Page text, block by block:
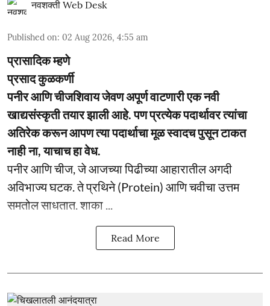
नवशक्ती Web Desk
Published on: 02 Aug 2026, 4:55 am
प्रासादिक म्हणे
प्रसाद कुळकर्णी
पनीर आणि चीजशिवाय जेवण अपूर्ण वाटणारी एक नवी
खाद्यसंस्कृती तयार झाली आहे. पण प्रत्येक पदार्थावर त्यांचा
अतिरेक करून आपण त्या पदार्थाचा मूळ स्वादच पुसून टाकत
नाही ना, याचाच हा वेध.
पनीर आणि चीज, जे आजच्या पिढीच्या आहारातील अगदी
अविभाज्य घटक. ते प्रथिने (Protein) आणि चवीचा उत्तम
समतोल साधतात. शाका ...
Read More